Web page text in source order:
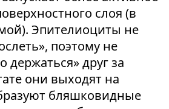
слоя (в
Эпителиоциты не
поэтому не
держаться» друг за
они выходят на
бляшковидные